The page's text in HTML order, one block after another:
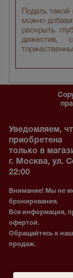
Подать
можно
раскрыть
дижестив,
Уведомляем,
приобретена
только в
г. Москва, ул.
22:00
Внимание! Мы не
бронирования.
Вся информация,
офертой.
Обращайтесь к
продаж.